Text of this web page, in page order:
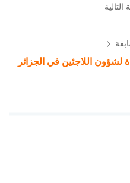
التالية
لشؤون اللاجئين في الجزائر